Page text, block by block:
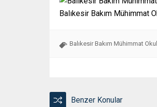
Balıkesir Bakım Mühimmat
Balıkesir Bakım Mühimmat
Benzer Konular